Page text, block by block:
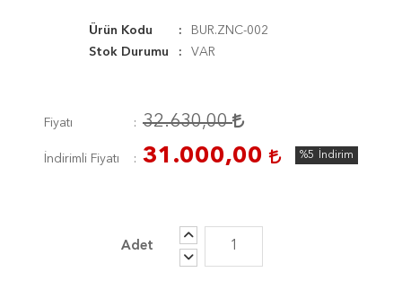
Ürün Kodu
BUR.ZNC-002
Stok Durumu
VAR
Fiyatı 32.630,00
İndirimli Fiyatı 31.000,00 %5 İndirim